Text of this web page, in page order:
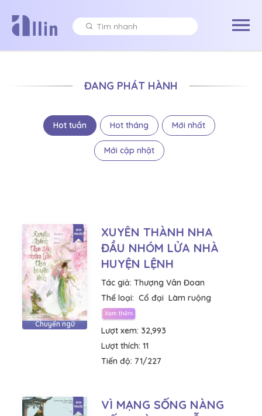
ĐANG PHÁT HÀNH
Hot tuần Hot tháng Mới nhất
Mới cập nhật
Chuyển ngữ
XUYÊN THÀNH NHA
ĐẦU NHÓM LỬA NHÀ
HUYỆN LỆNH
Tác giả: Thượng Vân Đoan
Thể loại: Cổ đại Làm ruộng
Lượt xem: 32,993
Lượt thích: 11
Tiến độ: 71/227
VÌ MẠNG SỐNG NÀNG